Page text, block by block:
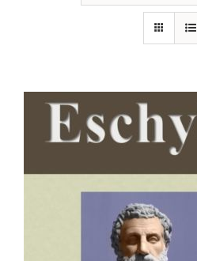
AJOUTER AU PANIER